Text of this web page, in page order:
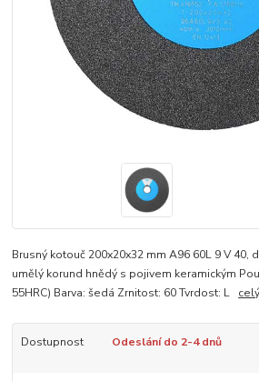
Brusný kotouč 200x20x32 mm A96 60L 9 V 40,
umělý korund hnědý s pojivem keramickým
55HRC) Barva: šedá Zrnitost: 60 Tvrdost: L
Dostupnost Odeslání do 2-4 dnů